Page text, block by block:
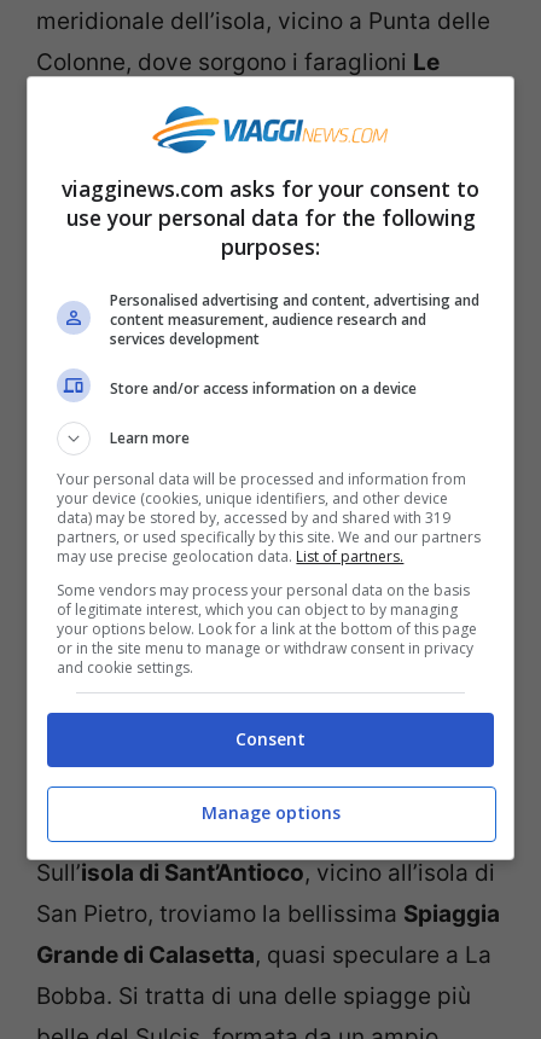
meridionale dell’isola, vicino a Punta delle
Colonne, dove sorgono i faraglioni Le
Colonne di Carloforte
sabbiosa, con la vegetazione mediterranea
che arriva fino sull’arenile. Il mare è
limpidissimo con acque turchesi e blu, e
fondale basso. L’isola di San Pietro offre
coste rocciose con paesaggi spettacolari.
Spiaggia Grande di Calasetta
Spiaggia Grande di Calasetta, Isola di Sant’Antioco
Sull’isola di Sant’Antioco, vicino all’isola di
San Pietro, troviamo la bellissima Spiaggia
Grande di Calasetta, quasi speculare a La
Bobba. Si tratta di una delle spiagge più
viagginews.com asks for your consent to
use your personal data for the following
purposes:
Personalised advertising and content, advertising and
content measurement, audience research and
services development
Store and/or access information on a device
Learn more
Your personal data will be processed and information from
your device (cookies, unique identifiers, and other device
data) may be stored by, accessed by and shared with 319
partners, or used specifically by this site. We and our partners
may use precise geolocation data. List of partners.
Some vendors may process your personal data on the basis
of legitimate interest, which you can object to by managing
your options below. Look for a link at the bottom of this page
or in the site menu to manage or withdraw consent in privacy
and cookie settings.
Consent
Manage options